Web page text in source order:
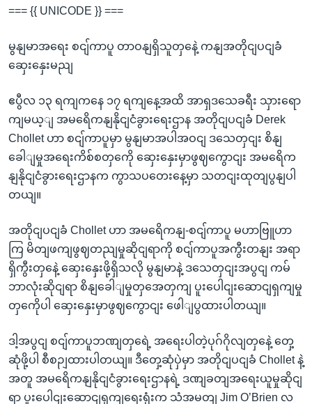
=== {{ UNICODE }} ===
မွနျမာအရေး စငျ်ကာပူ တာဝနျရှိသူတှနေဲ့ ကနျအတိုငျပငျခံ
ဆှေးနှေးမညျ
ဧပွီလ ၁၃ ရကျကနေ ၁၇ ရကျနေ့အထိ အာရှဒသေခရီး သှားရော
ကျမယ့ျ အမရေိကနျနိုငျငံခွားရေးဌာန အတိုငျပငျခံ Derek
Chollet ဟာ စငျ်ကာပူမှာ မွနျမာအပါအဝငျ ဒသေတှငျး စိနျ
ခေါျမှုအရေးကိစ်စတှကေို ဆှေးနှေးမှာဖွဈကွောငျး အမရေိက
နျနိုငျငံခွားရေးဌာနက ကွာသပတေးနေ့မှာ သတငျးထုတျပွနျပါ
တယျ။
အတိုငျပငျခံ Chollet ဟာ အမရေိကနျ-စငျ်ကာပူ မဟာဗြူဟာ
ကြ မိတျဖကျဖွဈတညျမှုဆိုငျရာကို စငျ်ကာပူအကွီးတနျး အရာ
ရှိကွီးတှနေဲ့ ဆှေးနှေးဖို့ရှိသလို မွနျမာနဲ့ ဒသေတှငျးအပွငျ ကမ်
ဘာလုံးဆိုငျရာ စိနျခေါျမှုတှအေတှကျ ပူးပေါငျးဆောငျရှကျမှု
တှကေိုပါ ဆှေးနှေးမှာဖွဈကွောငျး ဖေါျပွထားပါတယျ။
ဒါ့အပွငျ စငျ်ကာပူဘဏျတှရေဲ့ အရေးပါတဲ့ပုဂ်ဂိုလျတှနေဲ့ တှေ့
ဆုံဖို့ပါ စီစဉျထားပါတယျ။ ဒီတှေ့ဆုံပှဲမှာ အတိုငျပငျခံ Chollet နဲ့
အတူ အမရေိကနျနိုငျငံခွားရေးဌာနရဲ့ ဒဏျခတျအရေးယူမှုဆိုငျ
ရာ ပူးပေါငျးဆောငျရှကျရေးရုံးက သံအမတျ Jim O’Brien လ